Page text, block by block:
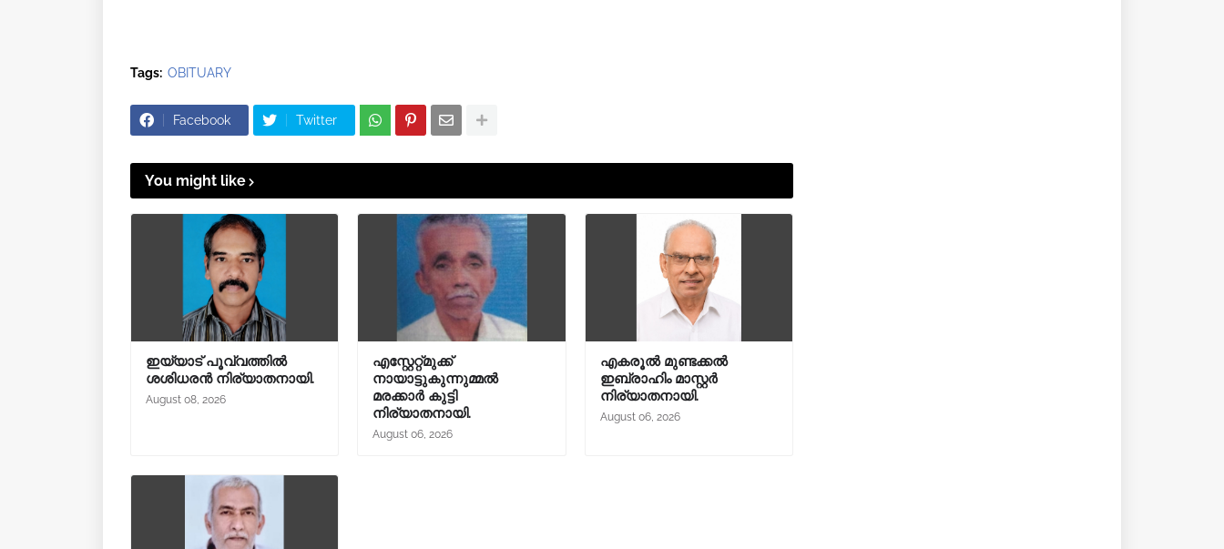
Tags: OBITUARY
Facebook Twitter
You might like
ഇയ്യാട് പൂവ്വത്തിൽ
ശശിധരൻ നിര്യാതനായി.
August 08, 2026
എസ്റ്റേറ്റ്മുക്ക്
നായാട്ടുകുന്നുമ്മൽ
മരക്കാർ കുട്ടി
നിര്യാതനായി.
August 06, 2026
എകരൂൽ മുണ്ടക്കൽ
ഇബ്രാഹിം മാസ്റ്റർ
നിര്യാതനായി.
August 06, 2026